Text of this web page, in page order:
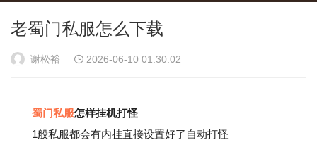
老蜀门私服怎么下载
谢松裕 2026-06-10 01:30:02
蜀门私服怎样挂机打怪
1般私服都会有内挂直接设置好了自动打怪